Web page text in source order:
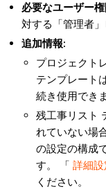
必要なユーザー
対する「管理者」
追加情報:
プロジェクト
テンプレート
続き使用でき
残工事リスト
れていない場
の設定の構成
す。 「詳細
ください。